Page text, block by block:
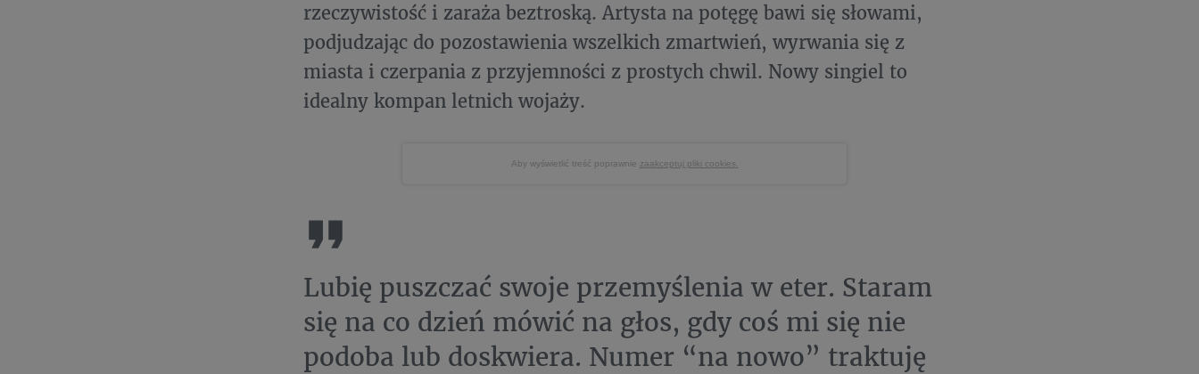
rzeczywistość i zaraża beztroską. Artysta na potęgę bawi się słowami,
podjudzając do pozostawienia wszelkich zmartwień, wyrwania się z
miasta i czerpania z przyjemności z prostych chwil. Nowy singiel to
idealny kompan letnich wojaży.
Aby wyświetlić treść poprawnie zaakceptuj pliki cookies.
Lubię puszczać swoje przemyślenia w eter. Staram
się na co dzień mówić na głos, gdy coś mi się nie
podoba lub doskwiera. Numer “na nowo” traktuję